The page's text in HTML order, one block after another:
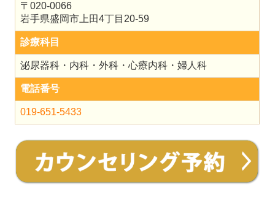
〒020-0066
岩手県盛岡市上田4丁目20-59
診療科目
泌尿器科・内科・外科・心療内科・婦人科
電話番号
019-651-5433